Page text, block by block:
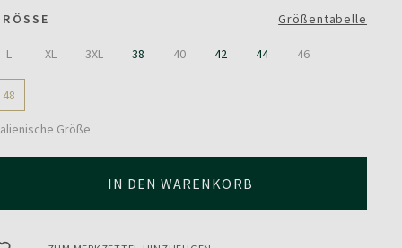
Größentabelle
L XL 3XL 38 40 42 44 46
48
Größe
IN DEN WARENKORB